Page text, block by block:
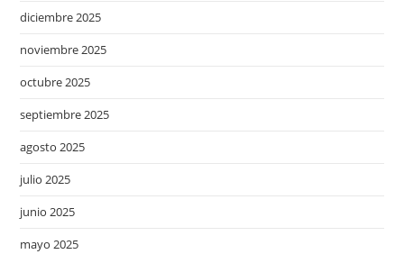
diciembre 2025
noviembre 2025
octubre 2025
septiembre 2025
agosto 2025
julio 2025
junio 2025
mayo 2025